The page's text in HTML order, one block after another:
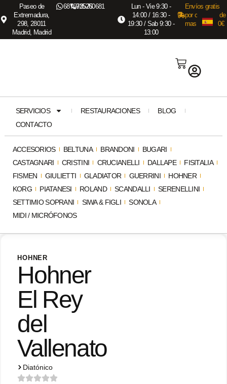
Paseo de
Extremadura,
298, 28011
Madrid, Madrid
687673575
915260681
Lun - Vie 9:30 -
14:00 / 16:30 -
19:30 / Sab 9:30 -
13:00
Envíos gratis
por compras de
mas de 3.000€
ACCESORIOS BELTUNA BRANDONI
BUGARI
CASTAGNARI
CRISTINI CRUCIANELLI DALLAPE
FISITALIA
FISMEN
GIULIETTI GLADIATOR GUERRINI
HOHNER
KORG
PIATANESI ROLAND SCANDALLI
SERENELLINI
SETTIMIO SOPRANI
SIWA & FIGLI
SONOLA
MIDI / MICRÓFONOS
SERVICIOS RESTAURACIONES
BLOG
CONTACTO
HOHNER
Hohner
El Rey
del
Vallenato
Diatónico